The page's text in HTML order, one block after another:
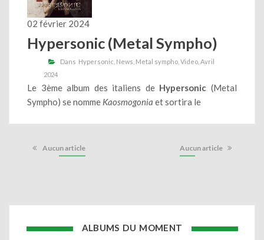
02 février 2024
Hypersonic (Metal Sympho)
Dans Hypersonic News Metal sympho Video Avril
2024
Le 3ème album des italiens de Hypersonic (Metal
Sympho) se nomme Kaosmogonia et sortira le
Aucun article Aucun article
ALBUMS DU MOMENT